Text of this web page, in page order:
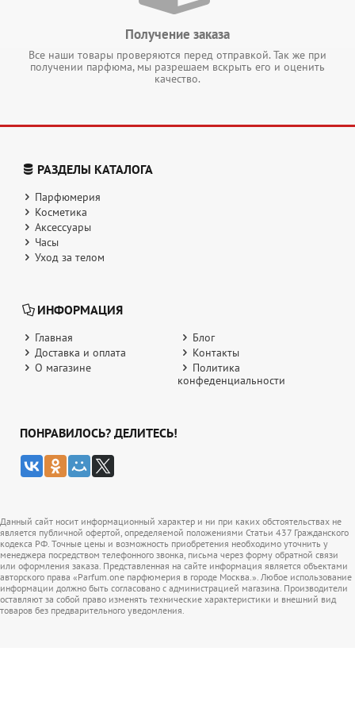
Получение заказа
Все наши товары проверяются перед отправкой. Так же при
получении парфюма, мы разрешаем вскрыть его и оценить
качество.
РАЗДЕЛЫ КАТАЛОГА
Парфюмерия
Косметика
Аксессуары
Часы
Уход за телом
ИНФОРМАЦИЯ
Главная
Блог
Доставка и оплата
Контакты
О магазине
Политика
конфеденциальности
ПОНРАВИЛОСЬ? ДЕЛИТЕСЬ!
Данный сайт носит информационный характер и ни при каких обстоятельствах не
является публичной офертой, определяемой положениями Статьи 437 Гражданского
кодекса РФ. Точные цены и возможность приобретения необходимо уточнить у
менеджера посредством телефонного звонка, письма через форму обратной связи
или оформления заказа. Представленная на сайте информация является объектами
авторского права «Parfum.one парфюмерия в городе Москва.». Любое использование
информации должно быть согласовано с администрацией магазина. Производители
оставляют за собой право изменять технические характеристики и внешний вид
товаров без предварительного уведомления.